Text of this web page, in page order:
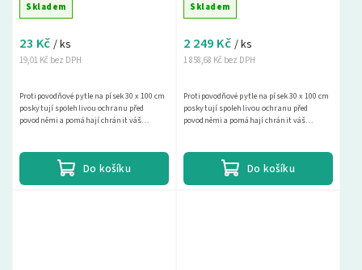
Skladem
19,01 Kč bez DPH
23 Kč / ks
Do košíku
Protipovodňové pytle na písek 30 x 100 cm
poskytují spolehlivou ochranu před
povodněmi a pomáhají chránit váš
Skladem
1 858,68 Kč bez DPH
2 249 Kč / ks
Do košíku
Protipovodňové pytle na písek 30 x 100 cm
poskytují spolehlivou ochranu před
povodněmi a pomáhají chránit váš